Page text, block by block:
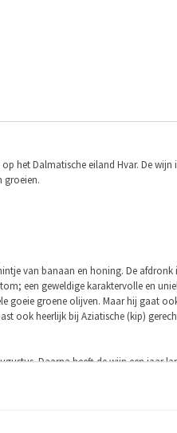
het Dalmatische eiland Hvar. De wijn
groeien.
van banaan en honing. De afdronk
een geweldige karaktervolle en
goeie groene olijven. Maar hij gaat
ook heerlijk bij Aziatische (kip)
Daarna heeft de wijn een jaar